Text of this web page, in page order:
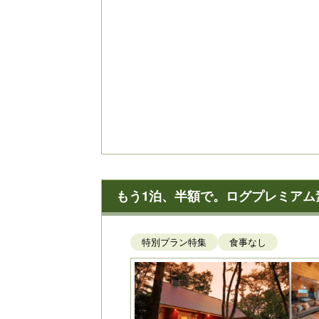
もう1泊、半額で。ログプレミア
特別プラン特集 食事なし